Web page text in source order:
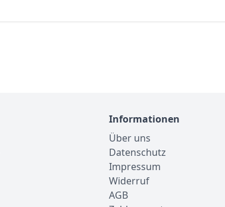
Informationen
Über uns
Datenschutz
Impressum
Widerruf
AGB